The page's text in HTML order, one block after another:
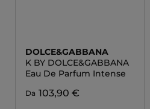
DOLCE&GABBANA
K BY DOLCE&GABBANA
Eau De Parfum Intense
Da 103,90 €